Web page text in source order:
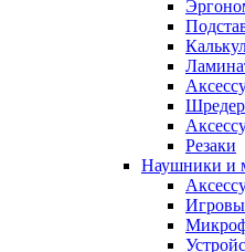
Резаки
Наушники и